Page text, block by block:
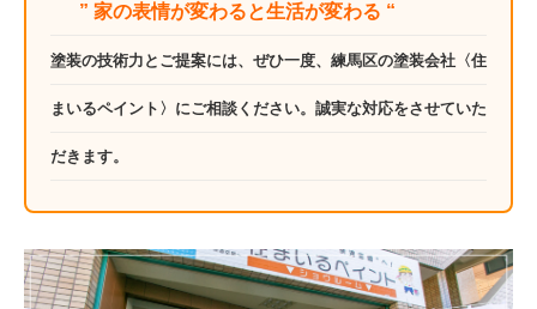
” 家の表情が変わると生活が変わる “
塗装の技術力とご提案には、ぜひ一度、練馬区の塗装会社〈住
まいるペイント〉にご相談ください。誠実な対応をさせていた
だきます。